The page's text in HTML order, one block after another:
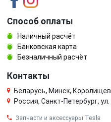
Способ оплаты
Наличный расчёт
Банковская карта
Безналичный расчёт
Контакты
Беларусь, Минск,
Россия, Санкт-Петербург,
Запчасти и аксессуары Tesla